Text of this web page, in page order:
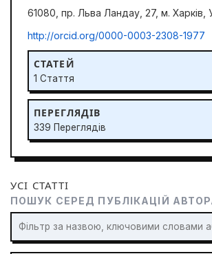
61080, пр. Льва Ландау, 27, м. Харків,
http://orcid.org/0000-0003-2308-1977
СТАТЕЙ
1 Стаття
ПЕРЕГЛЯДІВ
339 Переглядів
УСІ СТАТТІ
ПОШУК СЕРЕД ПУБЛІКАЦІЙ